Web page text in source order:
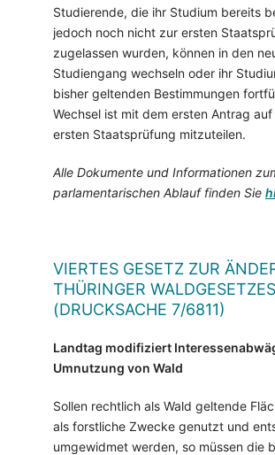
Studierende, die ihr Studium bereits
jedoch noch nicht zur ersten
zugelassen wurden, können in den
Studiengang wechseln oder ihr
bisher geltenden Bestimmungen
Wechsel ist mit dem ersten Antrag
ersten Staatsprüfung mitzuteilen.
Alle Dokumente und Informationen
parlamentarischen Ablauf finden Sie
VIERTES GESETZ ZUR
THÜRINGER WALDGESETZES
(DRUCKSACHE 7/6811)
Landtag modifiziert
Umnutzung von Wald
Sollen rechtlich als Wald geltende
als forstliche Zwecke genutzt und
umgewidmet werden, so müssen die